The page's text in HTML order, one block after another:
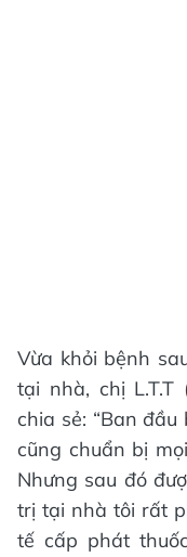
Vừa khỏi bệnh
tại nhà, chị
chia sẻ: “Ban
cũng chuẩn bị
Nhưng sau đó
trị tại nhà tôi rất
tế cấp phát